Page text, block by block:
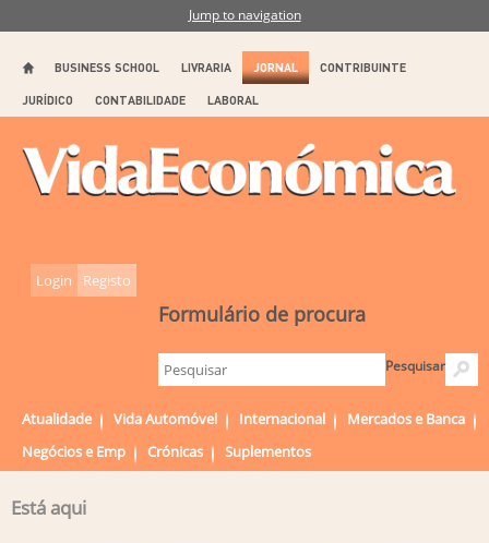
Jump to navigation
BUSINESS SCHOOL LIVRARIA JORNAL CONTRIBUINTE
JURÍDICO CONTABILIDADE LABORAL
Formulário de procura
Pesquisar
Login Registo
Atualidade Vida Automóvel Internacional
Mercados e Banca
Negócios e Emp
Crónicas Suplementos
Está aqui